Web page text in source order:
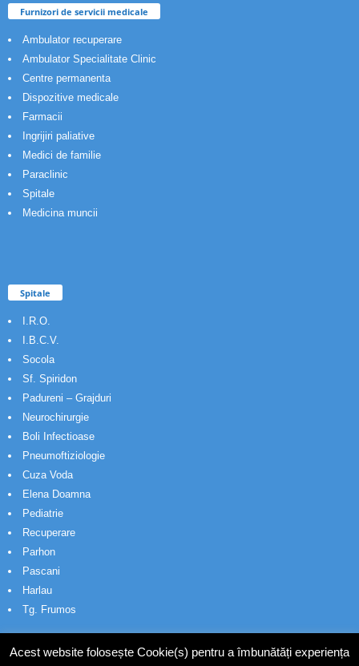
Furnizori de servicii medicale
Ambulator recuperare
Ambulator Specialitate Clinic
Centre permanenta
Dispozitive medicale
Farmacii
Ingrijiri paliative
Medici de familie
Paraclinic
Spitale
Medicina muncii
Spitale
I.R.O.
I.B.C.V.
Socola
Sf. Spiridon
Padureni – Grajduri
Neurochirurgie
Boli Infectioase
Pneumoftiziologie
Cuza Voda
Elena Doamna
Pediatrie
Recuperare
Parhon
Pascani
Harlau
Tg. Frumos
Acest website folosește Cookie(s) pentru a îmbunătăți experiența